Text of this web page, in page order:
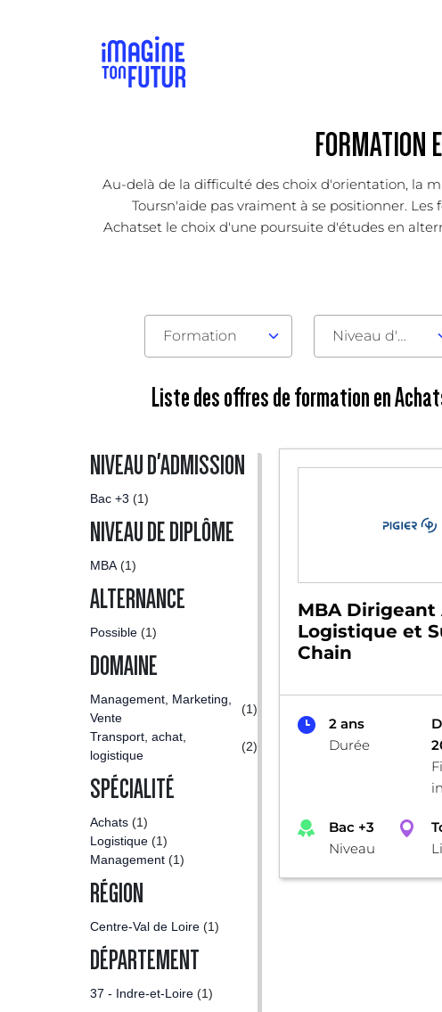
FORMATION
Au-delà de la difficulté des choix d'orientation, la
Toursn'aide pas vraiment à se positionner.
Achatset le choix d'une poursuite d'études en
Formation Niveau d'admission
Liste des offres de formation en
NIVEAU D'ADMISSION
Bac +3 (1)
NIVEAU DE DIPLÔME
MBA (1)
ALTERNANCE
Possible (1)
DOMAINE
Management, Marketing,
Vente
(1)
Transport, achat,
logistique
(2)
SPÉCIALITÉ
Achats (1)
Logistique (1)
Management (1)
RÉGION
Centre-Val de Loire (1)
DÉPARTEMENT
37 - Indre-et-Loire (1)
MBA Dirigeant
Logistique et
Chain
2 ans
Durée
Bac +3
Niveau